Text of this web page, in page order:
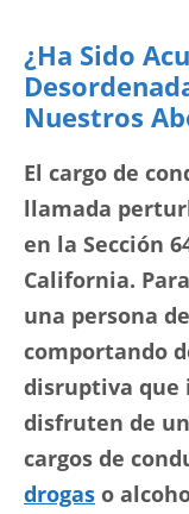
¿Ha Sido
Nuestros
El cargo de
llamada
en la Sección
California.
una persona
comportando
disruptiva que
disfruten de
cargos de
drogas o